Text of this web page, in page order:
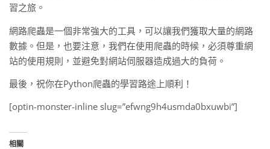
習之旅。
網路爬蟲是一個非常強大的工具，可以讓我們獲取大量的網路
數據。但是，也要注意，我們在使用爬蟲的時候，必須尊重網
站的使用規則，並避免對網站伺服器造成過大的負荷。
最後，祝你在Python爬蟲的學習路途上順利！
[optin-monster-inline slug=”efwng9h4usmda0bxuwbi”]
相關